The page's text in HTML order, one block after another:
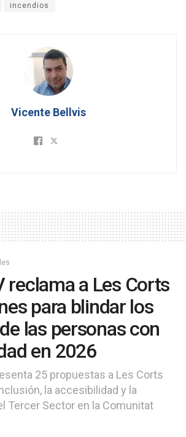
incendios
Vicente Bellvis
reclama a Les Corts
para blindar los
las personas con
en 2026
25 propuestas a Les Corts
la accesibilidad y la
Tercer Sector en la Comunitat